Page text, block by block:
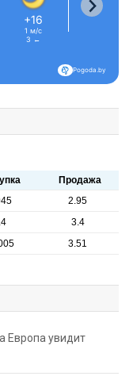
+16
1 м/с
З ←
+15
Pogoda.by
Европа увидит